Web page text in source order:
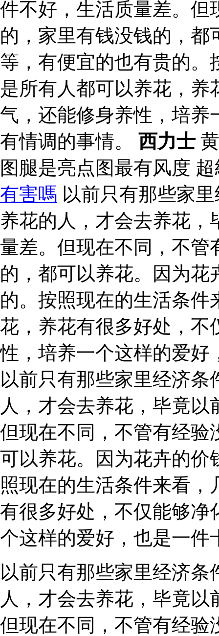
件不好，生活质量差。但
的，家里有钱没钱的，
等，有便宜的也有贵的。
是所有人都可以养花，
气，还能修身养性，培养
有情调的事情。 西力士
图腿是亮点图最有风度
有害嗎 以前只有那些家
养花的人，才会去养花
量差。但现在不同，不管
的，都可以养花。因为
的。按照现在的生活条
花，养花有很多好处，不
性，培养一个这样的爱好
以前只有那些家里经济
人，才会去养花，毕竟
但现在不同，不管有经验
可以养花。因为花卉的价
照现在的生活条件来看
有很多好处，不仅能够净
个这样的爱好，也是一件
以前只有那些家里经济
人，才会去养花，毕竟
但现在不同，不管有经验